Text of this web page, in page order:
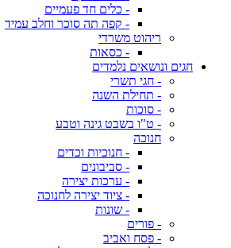
- כלים חד פעמיים
- קפה תה סוכר וחלב עמיד
ריהוט משרדי
- כסאות
חגים ונושאים נלמדים
- חגי תשרי
- תחילת השנה
- סוכות
- ט"ו בשבט גינה וטבע
חנוכה
- חנוכיות וכדים
- סביבונים
- ערכות יצירה
- ציוד יצירה לחנוכה
- שונות
- פורים
- פסח ואביב